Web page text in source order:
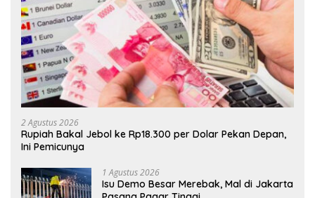
2 Agustus 2026
Rupiah Bakal Jebol ke Rp18.300 per Dolar Pekan Depan,
Ini Pemicunya
1 Agustus 2026
Isu Demo Besar Merebak, Mal di Jakarta